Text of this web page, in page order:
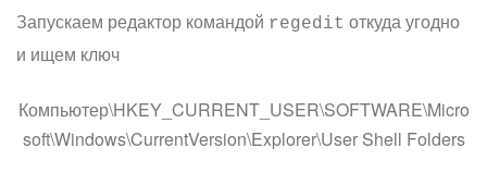
Запускаем редактор командой regedit откуда угодно
и ищем ключ
Компьютер\HKEY_CURRENT_USER\SOFTWARE\Micro
soft\Windows\CurrentVersion\Explorer\User Shell Folders